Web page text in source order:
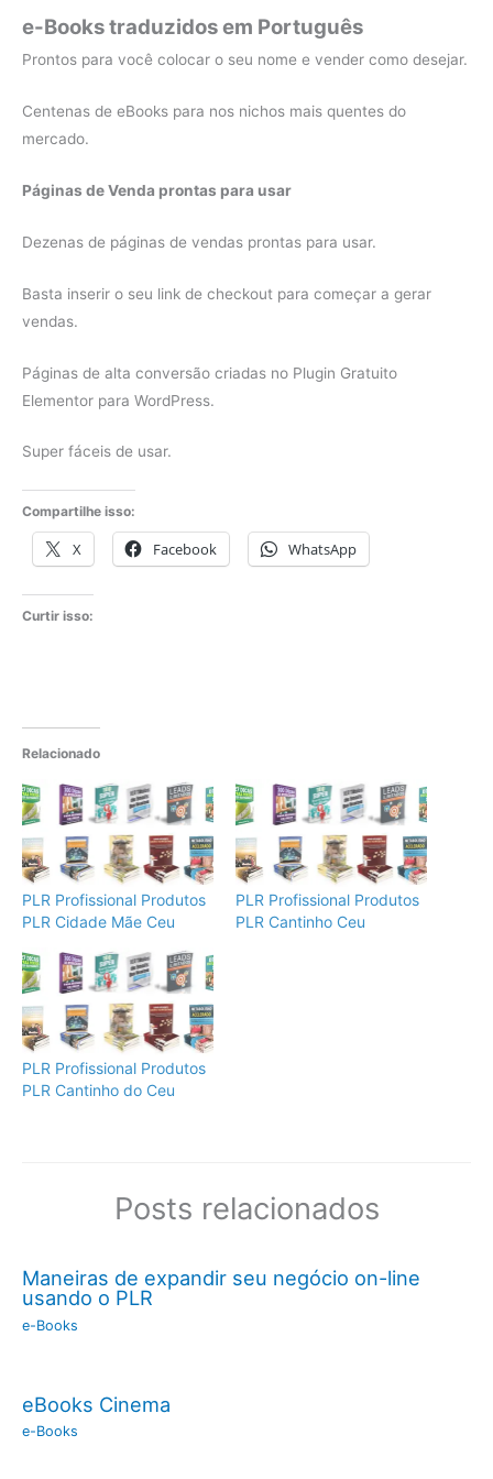
e-Books traduzidos em Português
Prontos para você colocar o seu nome e vender como desejar.
Centenas de eBooks para nos nichos mais quentes do
mercado.
Páginas de Venda prontas para usar
Dezenas de páginas de vendas prontas para usar.
Basta inserir o seu link de checkout para começar a gerar
vendas.
Páginas de alta conversão criadas no Plugin Gratuito
Elementor para WordPress.
Super fáceis de usar.
Compartilhe isso:
X Facebook WhatsApp
Curtir isso:
Relacionado
PLR Profissional Produtos
PLR Cidade Mãe Ceu
PLR Profissional Produtos
PLR Cantinho Ceu
PLR Profissional Produtos
PLR Cantinho do Ceu
Posts relacionados
Maneiras de expandir seu negócio on-line
usando o PLR
e-Books
eBooks Cinema
e-Books